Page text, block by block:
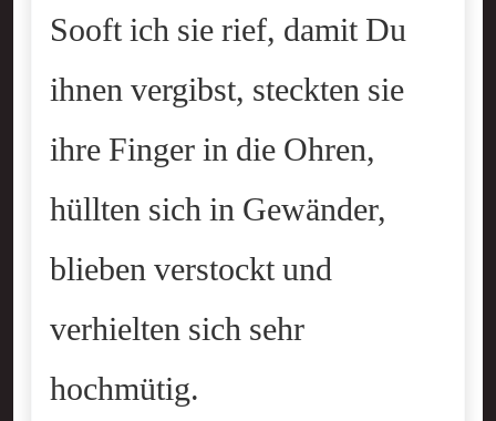
Sooft ich sie rief, damit Du
ihnen vergibst, steckten sie
ihre Finger in die Ohren,
hüllten sich in Gewänder,
blieben verstockt und
verhielten sich sehr
hochmütig.